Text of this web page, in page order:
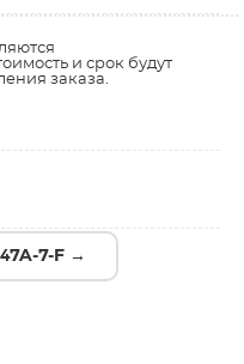
и срок будут
заказа.
7-F →